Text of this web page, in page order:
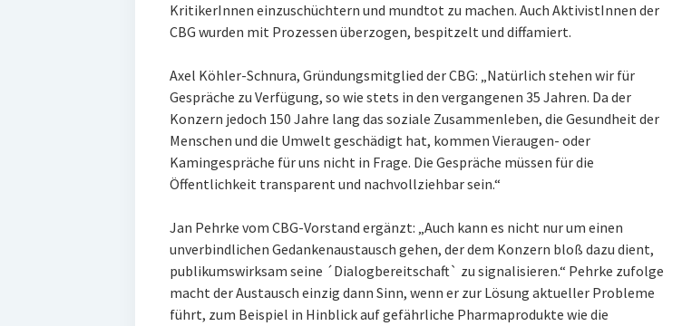
KritikerInnen einzuschüchtern und mundtot zu machen. Auch AktivistInnen der
CBG wurden mit Prozessen überzogen, bespitzelt und diffamiert.
Axel Köhler-Schnura, Gründungsmitglied der CBG: „Natürlich stehen wir für
Gespräche zu Verfügung, so wie stets in den vergangenen 35 Jahren. Da der
Konzern jedoch 150 Jahre lang das soziale Zusammenleben, die Gesundheit der
Menschen und die Umwelt geschädigt hat, kommen Vieraugen- oder
Kamingespräche für uns nicht in Frage. Die Gespräche müssen für die
Öffentlichkeit transparent und nachvollziehbar sein.“
Jan Pehrke vom CBG-Vorstand ergänzt: „Auch kann es nicht nur um einen
unverbindlichen Gedankenaustausch gehen, der dem Konzern bloß dazu dient,
publikumswirksam seine ´Dialogbereitschaft` zu signalisieren.“ Pehrke zufolge
macht der Austausch einzig dann Sinn, wenn er zur Lösung aktueller Probleme
führt, zum Beispiel in Hinblick auf gefährliche Pharmaprodukte wie die